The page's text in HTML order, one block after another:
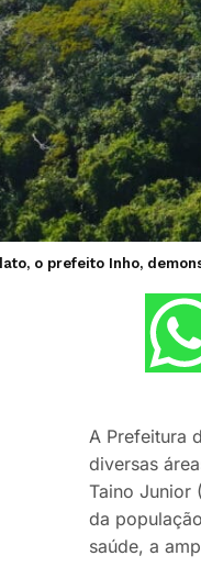
o prefeito Inho,
A Prefeitura
diversas
Taino Junior
da
saúde, a